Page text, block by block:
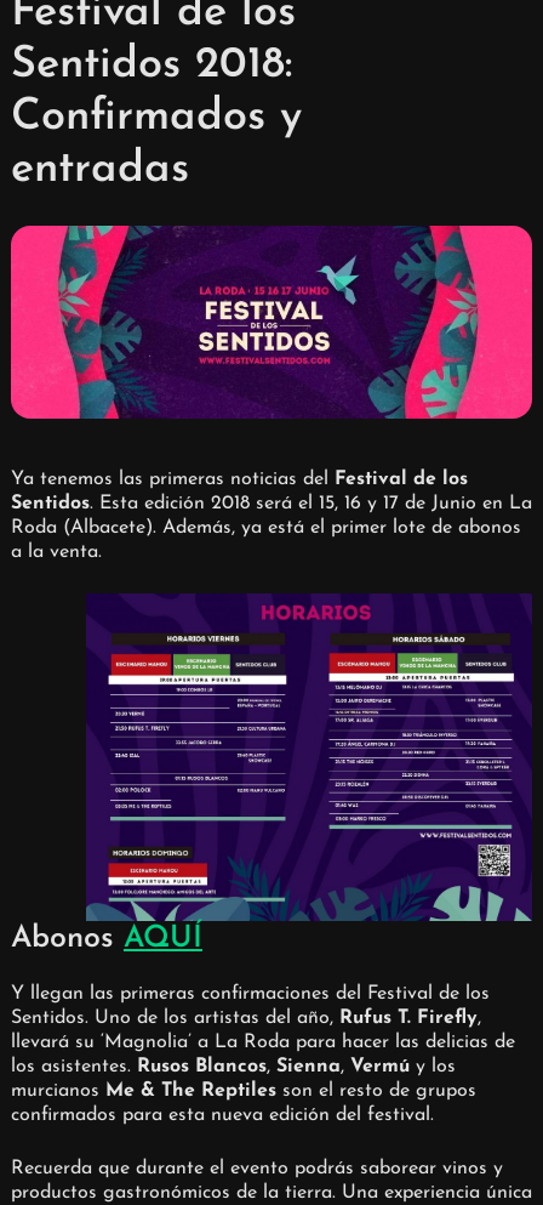
Festival de los
Sentidos 2018:
Confirmados y
entradas
Ya tenemos las primeras noticias del
Festival de los
Sentidos. Esta edición 2018 será el 15, 16 y 17 de Junio en La
Roda (Albacete). Además, ya está el primer lote de abonos
a la venta.
Abonos AQUÍ
Y llegan las primeras confirmaciones del Festival de los
Sentidos. Uno de los artistas del año, Rufus T. Firefly,
llevará su ‘Magnolia’ a La Roda para hacer las delicias de
los asistentes. Rusos Blancos, Sienna, Vermúy los
murcianos Me & The Reptilesson el resto de grupos
confirmados para esta nueva edición del festival.
Recuerda que durante el evento podrás saborear vinos y
productos gastronómicos de la tierra. Una experiencia única